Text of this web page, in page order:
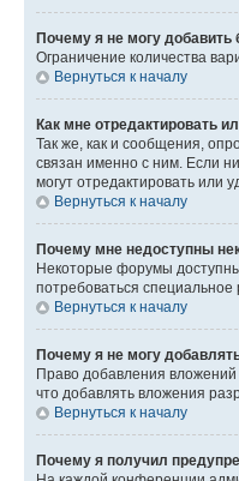
Почему я не могу добавить
Ограничение количества
Вернуться к началу
Как мне отредактировать
Так же, как и сообщения,
связан именно с ним. Если
могут отредактировать или
Вернуться к началу
Почему мне недоступны
Некоторые форумы
потребоваться
Вернуться к началу
Почему я не могу
Право добавления
что добавлять вложения
Вернуться к началу
Почему я получил